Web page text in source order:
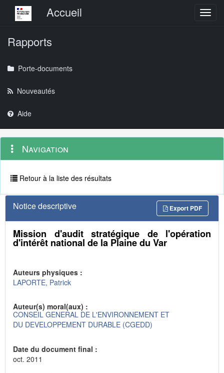
Menu principalAccueil
Rapports
Porte-documents
Nouveautés
Aide
Navigation
outils
Menu
contextuel
Navigation
Retour à la liste des résultats
Notice descriptive Export PDF
Mission d'audit stratégique de l'opération
d'intérêt national de la Plaine du Var
Auteurs physiques :
LAPORTE, Patrick
Auteur(s) moral(aux) :
CONSEIL GENERAL DE L'ENVIRONNEMENT ET
DU DEVELOPPEMENT DURABLE (CGEDD)
Date du document final :
oct. 2011